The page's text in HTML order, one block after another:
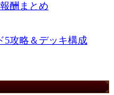
酬まとめ
5攻略＆デッキ構成